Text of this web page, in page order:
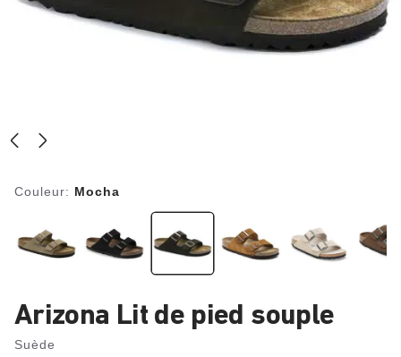
Couleur: Mocha
Arizona Lit de pied souple
Suède